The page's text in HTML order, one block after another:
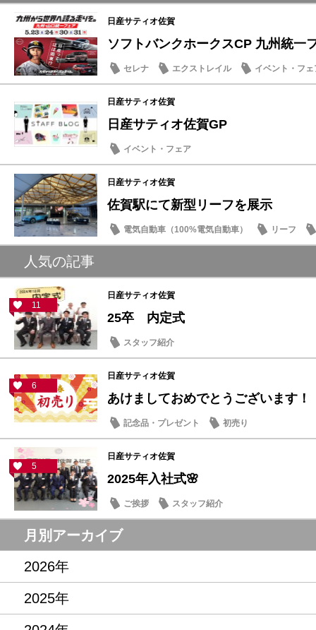
日産サティオ佐賀
ソフトバンクホークスCP 九州統一
セレナ エクストレイル イベント・フェ
日産サティオ佐賀
日産サティオ佐賀GP
イベント・フェア
日産サティオ佐賀
佐賀駅にて新型リーフを展示
電気自動車（100%電気自動車） リーフ
人気の記事
11
日産サティオ佐賀
25卒 内定式
スタッフ紹介
6
日産サティオ佐賀
あけましておめでとうございます！
記念品・プレゼント 初売り
5
日産サティオ佐賀
2025年入社式🌸
ご挨拶 スタッフ紹介
月別アーカイブ
2026年
2025年